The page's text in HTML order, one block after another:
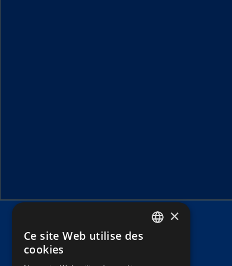
×
Ce site Web utilise des
cookies